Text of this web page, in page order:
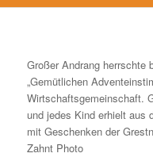
Großer Andrang herrschte
„Gemütlichen
Wirtschaftsgemeinschaft.
und jedes Kind erhielt aus
mit Geschenken der
Zahnt Photo